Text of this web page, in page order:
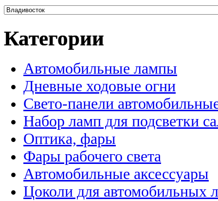
Категории
Автомобильные лампы
Дневные ходовые огни
Свето-панели
Набор ламп для подсветки
Оптика, фары
Фары рабочего света
Автомобильные аксессуары
Цоколи для автомобильных